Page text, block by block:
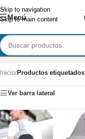
Skip to navigation
Skip to main content
Menú
Inicio/Productos
Ver barra lateral